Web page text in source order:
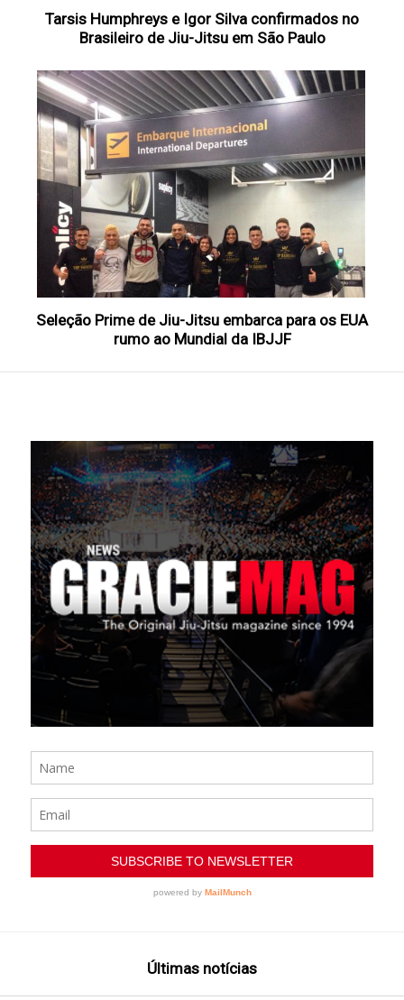
Tarsis Humphreys e Igor Silva confirmados no
Brasileiro de Jiu-Jitsu em São Paulo
Seleção Prime de Jiu-Jitsu embarca para os EUA
rumo ao Mundial da IBJJF
Últimas notícias